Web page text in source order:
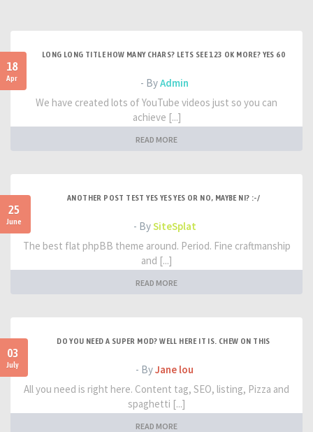
18
Apr
LONG LONG TITLE HOW MANY CHARS? LETS SEE 123 OK MORE? YES 60
- ByAdmin
We have created lots of YouTube videos just so you can
achieve [...]
READ MORE
25
June
ANOTHER POST TEST YES YES YES OR NO, MAYBE NI? :-/
- BySiteSplat
The best flat phpBB theme around. Period. Fine craftmanship
and [...]
READ MORE
03
July
DO YOU NEED A SUPER MOD? WELL HERE IT IS. CHEW ON THIS
- ByJane lou
All you need is right here. Content tag, SEO, listing, Pizza and
spaghetti [...]
READ MORE